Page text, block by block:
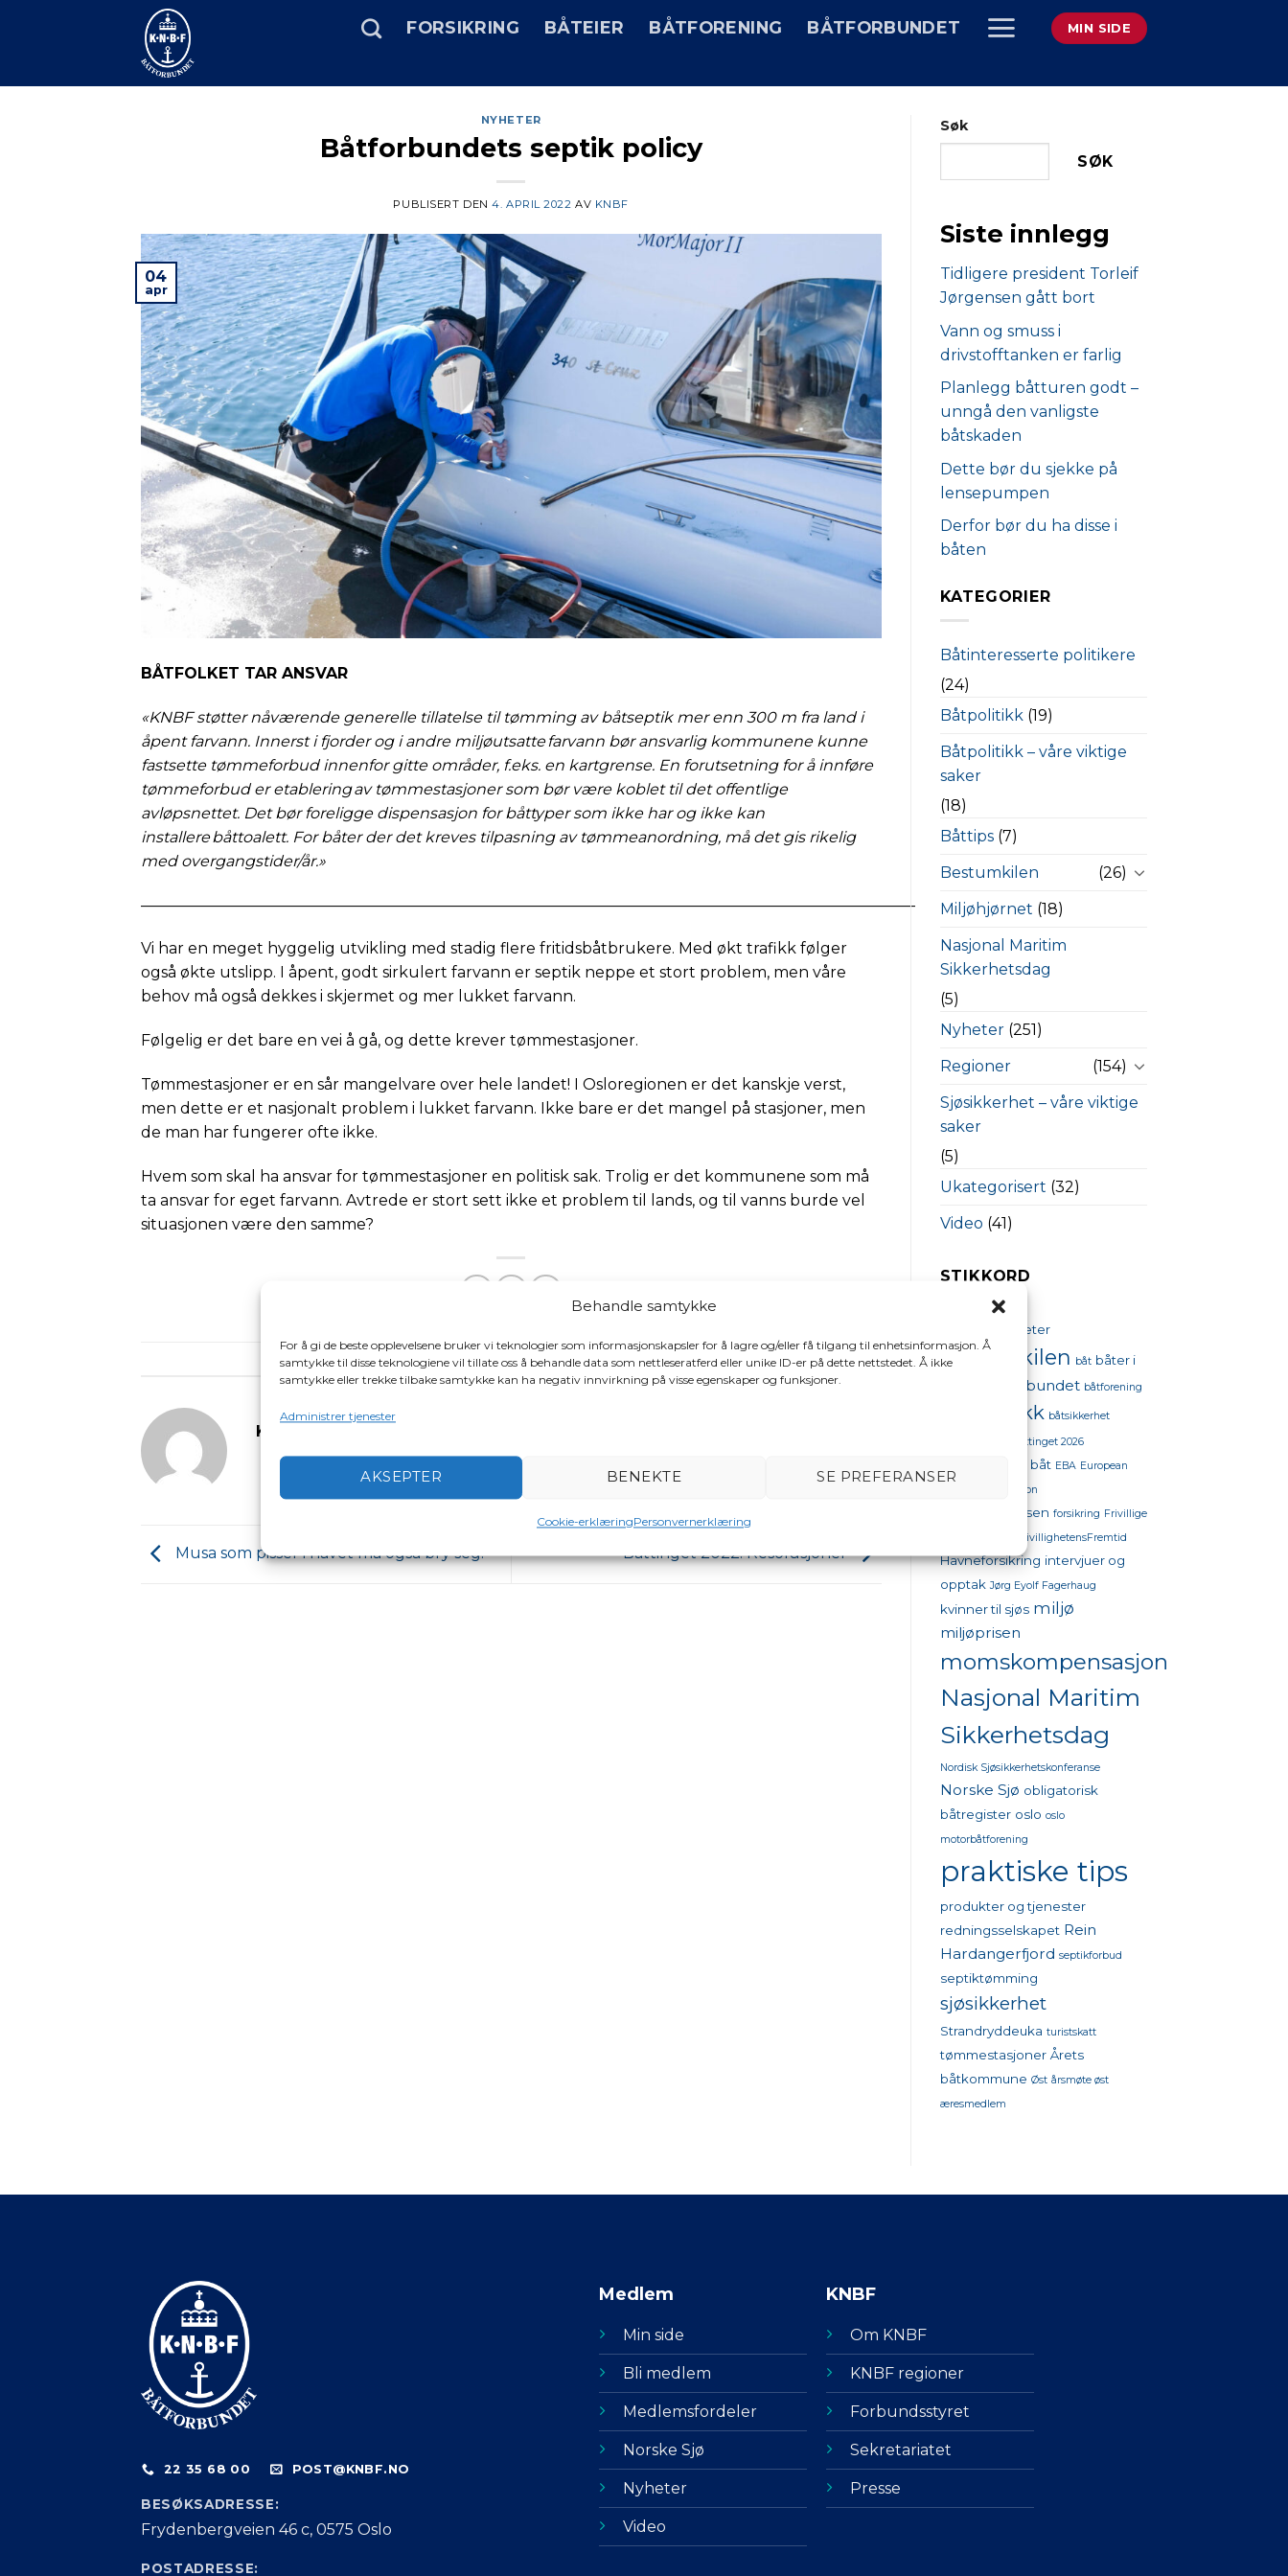
Behandle samtykke
For å gi de beste opplevelsene bruker vi teknologier som informasjonskapsler for å lagre og/eller få tilgang til enhetsinformasjon. Å
samtykke til disse teknologiene vil tillate oss å behandle data som nettleseratferd eller unike ID-er på dette nettstedet. Å ikke
samtykke eller trekke tilbake samtykke kan ha negativ innvirkning på visse egenskaper og funksjoner.
Administrer tjenester
AKSEPTER BENEKTE SE PREFERANSER
Cookie-erklæringPersonvernerklæring
FORSIKRING BÅTEIER BÅTFORENING BÅTFORBUNDET MIN SIDE
NYHETER
Båtforbundets septik policy
PUBLISERT DEN4. APRIL 2022 AV KNBF
04
apr
BÅTFOLKET TAR ANSVAR
«KNBF støtter nåværende generelle tillatelse til tømming av båtseptik mer enn 300 m fra land i
åpent farvann. Innerst i fjorder og i andre miljøutsatte farvann bør ansvarlig kommunene kunne
fastsette tømmeforbud innenfor gitte områder, f.eks. en kartgrense. En forutsetning for å innføre
tømmeforbud er etablering av tømmestasjoner som bør være koblet til det offentlige
avløpsnettet. Det bør foreligge dispensasjon for båttyper som ikke har og ikke kan
installere båttoalett. For båter der det kreves tilpasning av tømmeanordning, må det gis rikelig
med overgangstider/år.»
——————————————————————————————————————————————————–
Vi har en meget hyggelig utvikling med stadig flere fritidsbåtbrukere. Med økt trafikk følger
også økte utslipp. I åpent, godt sirkulert farvann er septik neppe et stort problem, men våre
behov må også dekkes i skjermet og mer lukket farvann.
Følgelig er det bare en vei å gå, og dette krever tømmestasjoner.
Tømmestasjoner er en sår mangelvare over hele landet! I Osloregionen er det kanskje verst,
men dette er et nasjonalt problem i lukket farvann. Ikke bare er det mangel på stasjoner, men
de man har fungerer ofte ikke.
Hvem som skal ha ansvar for tømmestasjoner en politisk sak. Trolig er det kommunene som må
ta ansvar for eget farvann. Avtrede er stort sett ikke et problem til lands, og til vanns burde vel
situasjonen være den samme?
Saken er publisert iNyheter og taggetbåtpolitikk.
KNBF
Musa som pisser i havet må også bry seg! Båttinget 2022: Resolusjoner
Søk
SØK
Siste innlegg
Tidligere president Torleif
Jørgensen gått bort
Vann og smuss i
drivstofftanken er farlig
Planlegg båtturen godt –
unngå den vanligste
båtskaden
Dette bør du sjekke på
lensepumpen
Derfor bør du ha disse i
båten
KATEGORIER
Båtinteresserte politikere
(24)
Båtpolitikk(19)
Båtpolitikk – våre viktige
saker
(18)
Båttips(7)
Bestumkilen
(26)
Miljøhjørnet (18)
Nasjonal Maritim
Sikkerhetsdag
(5)
Nyheter(251)
Regioner
(154)
Sjøsikkerhet – våre viktige
saker
(5)
Ukategorisert (32)
Video (41)
STIKKORD
aktiviteter
bestumkilen båt båter i
båtforbundet båtforening
båtpolitikk båtsikkerhet
båttinget 2026
drivstoffpriser båt EBA European
Boating Association
flytekonferansen forsikring Frivillige
FrivillighetensFremtid
Havneforsikring intervjuer og
opptak Jørg Eyolf Fagerhaug
kvinner til sjøs miljø
miljøprisen
momskompensasjon
Nasjonal Maritim
Sikkerhetsdag
Nordisk Sjøsikkerhetskonferanse
Norske Sjø obligatorisk
båtregister oslo oslo
motorbåtforening
praktiske tips
produkter og tjenester
redningsselskapet Rein
Hardangerfjord septikforbud
septiktømming
sjøsikkerhet
Strandryddeuka turistskatt
tømmestasjoner Årets
båtkommune Øst årsmøte øst
æresmedlem
22 35 68 00 POST@KNBF.NO
BESØKSADRESSE:
Frydenbergveien 46 c, 0575 Oslo
POSTADRESSE:
Medlem
Min side
Bli medlem
Medlemsfordeler
Norske Sjø
Nyheter
Video
KNBF
Om KNBF
KNBF regioner
Forbundsstyret
Sekretariatet
Presse